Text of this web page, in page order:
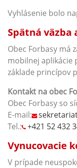
Vyhlásenie bolo
Spätná
Obec Forbasy má
mobilnej aplikácie
základe princípov
Kontakt na obec
Obec Forbasy so
E-mail:
Tel.: +421 52 432
Vynucovacie
V prípade